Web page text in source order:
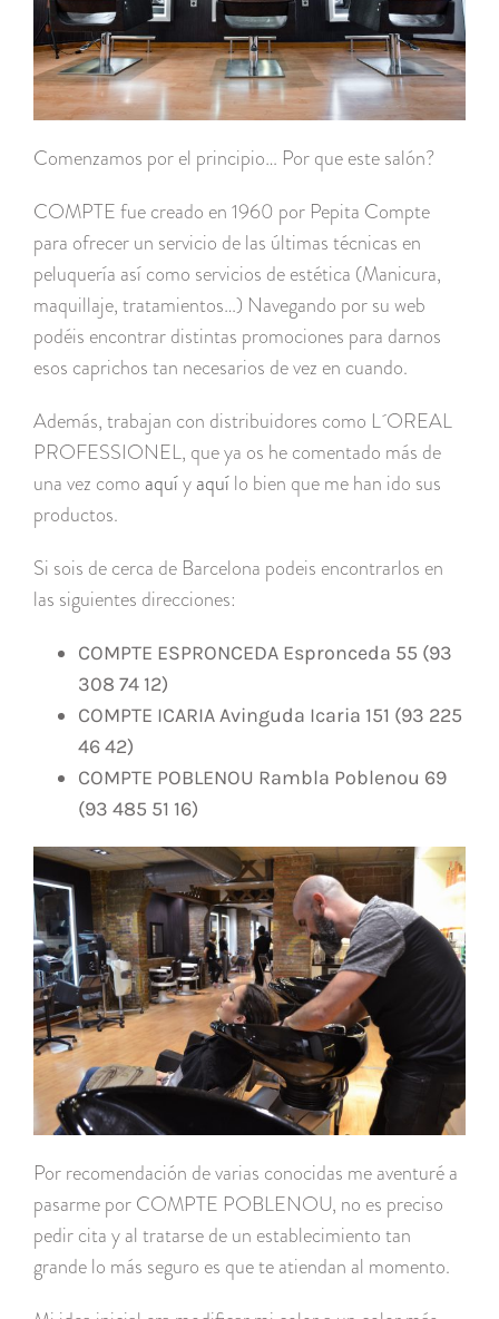
Comenzamos por el principio… Por que este salón?
COMPTE fue creado en 1960 por Pepita Compte
para ofrecer un servicio de las últimas técnicas en
peluquería así como servicios de estética (Manicura,
maquillaje, tratamientos…) Navegando por su web
podéis encontrar distintas promociones para darnos
esos caprichos tan necesarios de vez en cuando.
Además, trabajan con distribuidores como L´OREAL
PROFESSIONEL, que ya os he comentado más de
una vez comoaquíyaquílo bien que me han ido sus
productos.
Si sois de cerca de Barcelona podeis encontrarlos en
las siguientes direcciones:
COMPTE ESPRONCEDA Espronceda 55 (93
308 74 12)
COMPTE ICARIA Avinguda Icaria 151 (93 225
46 42)
COMPTE POBLENOU Rambla Poblenou 69
(93 485 51 16)
Por recomendación de varias conocidas me aventuré a
pasarme por COMPTE POBLENOU, no es preciso
pedir cita y al tratarse de un establecimiento tan
grande lo más seguro es que te atiendan al momento.